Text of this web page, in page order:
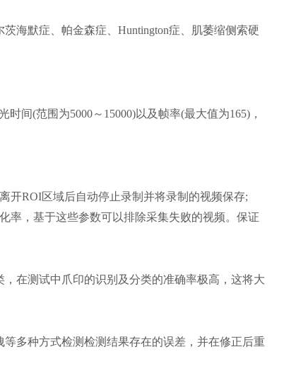
海默症、帕金森症、 Huntington症、肌萎缩侧索硬
时间(范围为5000～15000)以及帧率(最大值为165)，
开ROI区域后自动停止录制并将录制的视频保存;
率，基于这些参数可以排除采集失败的视频。保证
在测试中爪印的识别及分类的准确率极高，这将大
多种方式检测检测结果存在的误差，并在修正后重